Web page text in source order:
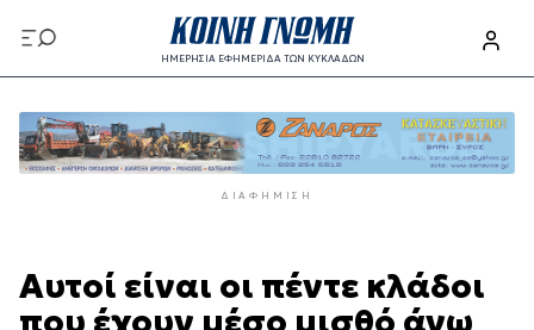
προς
το
περιεχόμενο
ΗΜΕΡΗΣΙΑ ΕΦΗΜΕΡΙΔΑ ΤΩΝ ΚΥΚΛΑΔΩΝ
προς
το
κυρίως
ΔΙΑΦΉΜΙΣΗ
Αυτοί είναι οι πέντε κλάδοι